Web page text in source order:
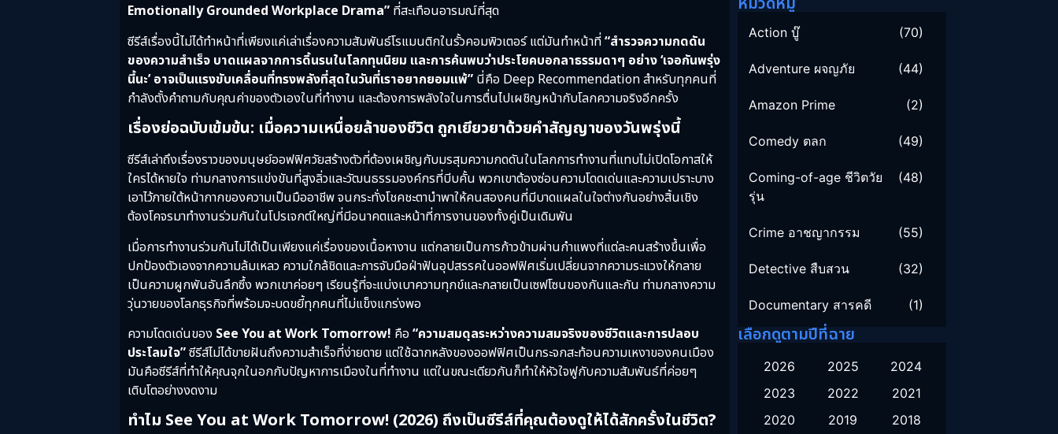
Emotionally Grounded Workplace Drama” ที่สะเทือนอารมณ์ที่สุด
ซีรีส์เรื่องนี้ไม่ได้ทำหน้าที่เพียงแค่เล่าเรื่องความสัมพันธ์โรแมนติกในรั้วคอมพิวเตอร์ แต่มันทำหน้าที่“สำรวจความกดดัน
ของความสำเร็จ บาดแผลจากการดิ้นรนในโลกทุนนิยม และการค้นพบว่าประโยคบอกลาธรรมดาๆ อย่าง ‘เจอกันพรุ่ง
นี้นะ’ อาจเป็นแรงขับเคลื่อนที่ทรงพลังที่สุดในวันที่เราอยากยอมแพ้” นี่คือ Deep Recommendation สำหรับทุกคนที่
กำลังตั้งคำถามกับคุณค่าของตัวเองในที่ทำงาน และต้องการพลังใจในการตื่นไปเผชิญหน้ากับโลกความจริงอีกครั้ง
เรื่องย่อฉบับเข้มข้น: เมื่อความเหนื่อยล้าของชีวิต ถูกเยียวยาด้วยคำสัญญาของวันพรุ่งนี้
ซีรีส์เล่าถึงเรื่องราวของมนุษย์ออฟฟิศวัยสร้างตัวที่ต้องเผชิญกับมรสุมความกดดันในโลกการทำงานที่แทบไม่เปิดโอกาสให้
ใครได้หายใจ ท่ามกลางการแข่งขันที่สูงลิ่วและวัฒนธรรมองค์กรที่บีบคั้น พวกเขาต้องซ่อนความโดดเด่นและความเปราะบาง
เอาไว้ภายใต้หน้ากากของความเป็นมืออาชีพ จนกระทั่งโชคชะตานำพาให้คนสองคนที่มีบาดแผลในใจต่างกันอย่างสิ้นเชิง
ต้องโคจรมาทำงานร่วมกันในโปรเจกต์ใหญ่ที่มีอนาคตและหน้าที่การงานของทั้งคู่เป็นเดิมพัน
เมื่อการทำงานร่วมกันไม่ได้เป็นเพียงแค่เรื่องของเนื้อหางาน แต่กลายเป็นการก้าวข้ามผ่านกำแพงที่แต่ละคนสร้างขึ้นเพื่อ
ปกป้องตัวเองจากความล้มเหลว ความใกล้ชิดและการจับมือฝ่าฟันอุปสรรคในออฟฟิศเริ่มเปลี่ยนจากความระแวงให้กลาย
เป็นความผูกพันอันลึกซึ้ง พวกเขาค่อยๆ เรียนรู้ที่จะแบ่งเบาความทุกข์และกลายเป็นเซฟโซนของกันและกัน ท่ามกลางความ
วุ่นวายของโลกธุรกิจที่พร้อมจะบดขยี้ทุกคนที่ไม่แข็งแกร่งพอ
ความโดดเด่นของ See You at Work Tomorrow! คือ“ความสมดุลระหว่างความสมจริงของชีวิตและการปลอบ
ประโลมใจ”ซีรีส์ไม่ได้ขายฝันถึงความสำเร็จที่ง่ายดาย แต่ใช้ฉากหลังของออฟฟิศเป็นกระจกสะท้อนความเหงาของคนเมือง
มันคือซีรีส์ที่ทำให้คุณจุกในอกกับปัญหาการเมืองในที่ทำงาน แต่ในขณะเดียวกันก็ทำให้หัวใจฟูกับความสัมพันธ์ที่ค่อยๆ
เติบโตอย่างงดงาม
ทำไม See You at Work Tomorrow! (2026) ถึงเป็นซีรีส์ที่คุณต้องดูให้ได้สักครั้งในชีวิต?
Action บู๊ (70)
Adventure ผจญภัย (44)
Amazon Prime (2)
Comedy ตลก (49)
Coming-of-age ชีวิตวัย
รุ่น
(48)
Crime อาชญากรรม (55)
Detective สืบสวน (32)
Documentary สารคดี (1)
Drama ดราม่า
Fantasy จินตนาการ (51)
เลือกดูตามปีที่ฉาย
2026 2025
2024
2023
2022
2021
2020
2019
2018